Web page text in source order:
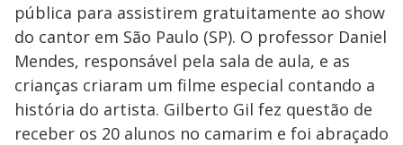
pública para assistirem gratuitamente ao show
do cantor em São Paulo (SP). O professor Daniel
Mendes, responsável pela sala de aula, e as
crianças criaram um filme especial contando a
história do artista. Gilberto Gil fez questão de
receber os 20 alunos no camarim e foi abraçado